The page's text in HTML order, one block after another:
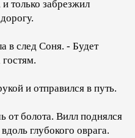
только забрезжил
в след Соня. - Будет
и отправился в путь.
от болота. Вилл поднялся
глубокого оврага.